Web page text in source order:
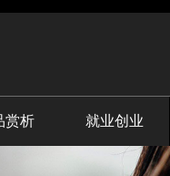
赏析 就业创业